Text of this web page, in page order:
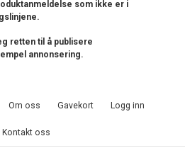
som ikke er i
retten til å publisere
annonsering.
Om oss Gavekort Logg inn
Kontakt oss